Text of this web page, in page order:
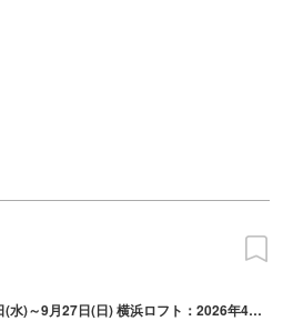
東京ドームシティ：2026年4月1日(水)～9月27日(日) 横浜ロフト：2026年4月1日(水)～5月17日(日) 東京アニメセンターin DNP PLAZA SHIBUYA：2026年4月3日(金)～5月10日(日) サンシャイン60展望台：2026年4月8日(水)～6月7日(日)